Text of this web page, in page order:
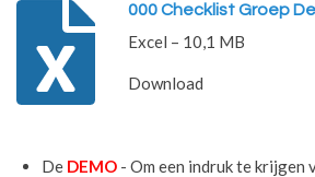
000 Checklist Groep
Excel – 10,1 MB
Download
De DEMO- Om een indruk te krijgen